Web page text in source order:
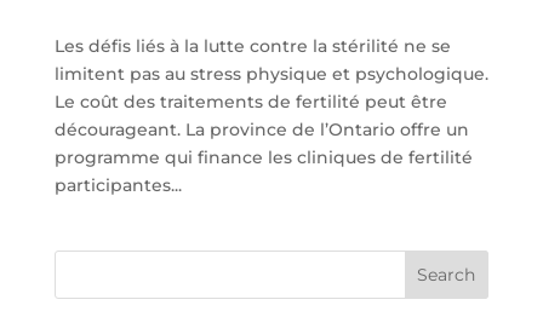
Les défis liés à la lutte contre la stérilité ne se
limitent pas au stress physique et psychologique.
Le coût des traitements de fertilité peut être
décourageant. La province de l’Ontario offre un
programme qui finance les cliniques de fertilité
participantes...
Search